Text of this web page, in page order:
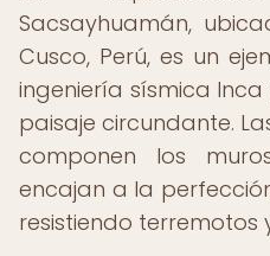
Sacsayhuamán,
Cusco, Perú, es un
ingeniería sísmica
paisaje circundante.
componen los
encajan a la
resistiendo terremotos